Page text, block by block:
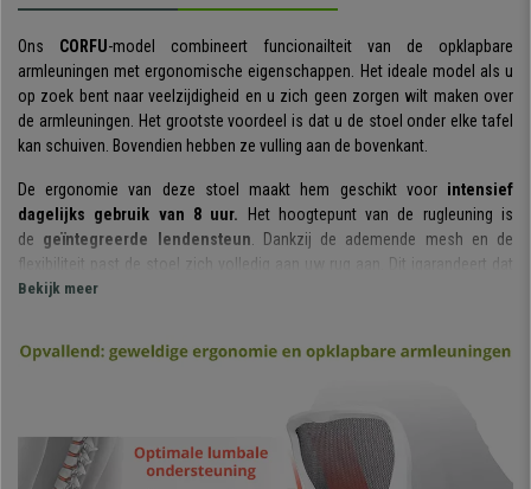
Ons CORFU-model combineert funcionailteit van de opklapbare
armleuningen met ergonomische eigenschappen. Het ideale model als u
op zoek bent naar veelzijdigheid en u zich geen zorgen wilt maken over
de armleuningen. Het grootste voordeel is dat u de stoel onder elke tafel
kan schuiven. Bovendien hebben ze vulling aan de bovenkant.
De ergonomie van deze stoel maakt hem geschikt voor intensief
dagelijks gebruik van 8 uur.
Het hoogtepunt van de rugleuning is
de geïntegreerde lendensteun. Dankzij de ademende mesh en de
flexibiliteit past de stoel zich volledig aan uw rug aan. Dit igarandeert dat
de houding correct is en dat u hem gedurende lange tijd comfortabel kunt
De hoofdsteun is volledig geïntegreerd in het ontwerp van de rugleuning.
bekleding, ideaal voor elk moment van het jaar.
Het kantelmechanisme mocht niet ontbreken. De hoek tussen de
Bekijk meer